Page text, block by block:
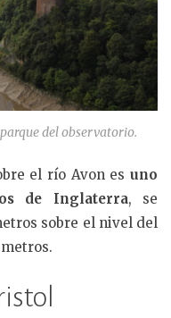
del observatorio.
el río Avon es uno
de Inglaterra, se
sobre el nivel del